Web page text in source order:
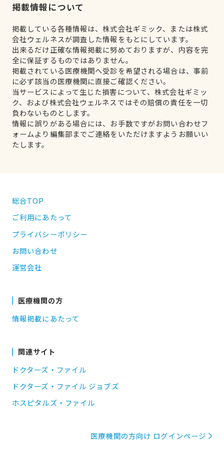
掲載情報について
掲載している各種情報は、株式会社ギミック、または株式
会社ウェルネスが調査した情報をもとにしています。
出来るだけ正確な情報掲載に努めておりますが、内容を完
全に保証するものではありません。
掲載されている医療機関へ受診を希望される場合は、事前
に必ず該当の医療機関に直接ご確認ください。
当サービスによって生じた損害について、株式会社ギミッ
ク、および株式会社ウェルネスではその賠償の責任を一切
負わないものとします。
情報に誤りがある場合には、お手数ですがお問い合わせフ
ォームより編集部までご連絡をいただけますようお願いい
たします。
総合TOP
ご利用にあたって
プライバシーポリシー
お問い合わせ
運営会社
医療機関の方
情報掲載にあたって
関連サイト
ドクターズ・ファイル
ドクターズ・ファイル ジョブズ
ホスピタルズ・ファイル
医療機関の方向け ログインページ